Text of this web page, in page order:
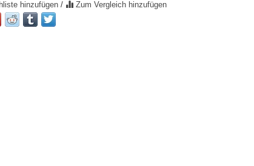
hinzufügen / Zum Vergleich hinzufügen